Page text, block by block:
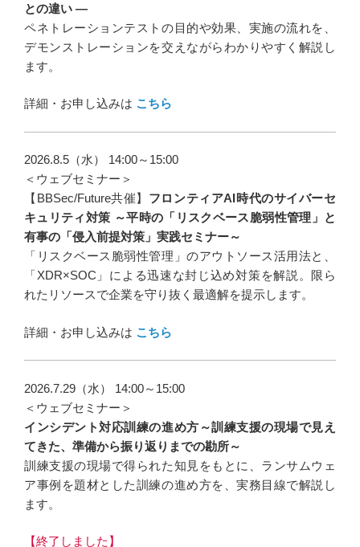
との違い ―
ペネトレーションテストの目的や効果、実施の流れを、
デモンストレーションを交えながらわかりやすく解説し
ます。
詳細・お申し込みは こちら
2026.8.5（水） 14:00～15:00
＜ウェブセミナー＞
【BBSec/Future共催】 フロンティアAI時代のサイバーセ
キュリティ対策 ～平時の「リスクベース脆弱性管理」と
有事の「侵入前提対策」実践セミナー～
「リスクベース脆弱性管理」のアウトソース活用法と、
「XDR×SOC」による迅速な封じ込め対策を解説。限ら
れたリソースで企業を守り抜く最適解を提示します。
詳細・お申し込みは こちら
2026.7.29（水） 14:00～15:00
＜ウェブセミナー＞
インシデント対応訓練の進め方～訓練支援の現場で見え
てきた、準備から振り返りまでの勘所～
訓練支援の現場で得られた知見をもとに、ランサムウェ
ア事例を題材とした訓練の進め方を、実務目線で解説し
ます。
【終了しました】